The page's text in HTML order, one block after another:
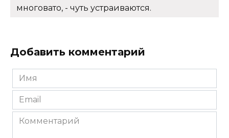
многовато, - чуть устраиваются.
Добавить комментарий
Имя
*
Email
*
Комментарий